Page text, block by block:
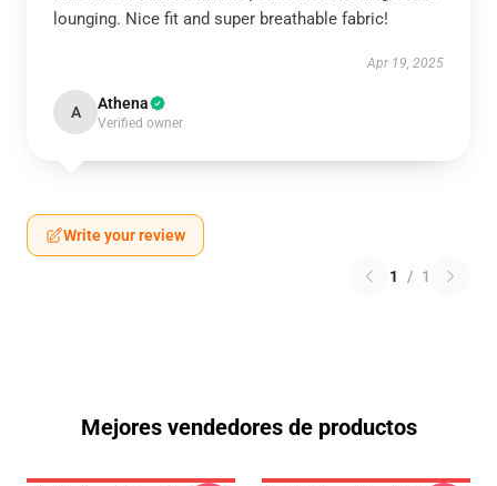
lounging. Nice fit and super breathable fabric!
Apr 19, 2025
A Athena
Verified owner
Write your review
1 / 1
Mejores vendedores de productos